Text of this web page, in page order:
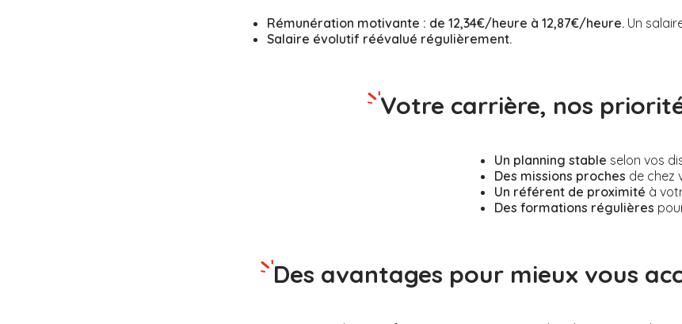
Rémunération motivante : de 12,34€/heure à 12,87€/heure.Un
Salaire évolutif réévalué régulièrement.
Votre carrière, nos
Un planning stable selon vos
Des missions proches de chez
Un référent de proximité à
Des formations régulières
Des avantages pour mieux vous